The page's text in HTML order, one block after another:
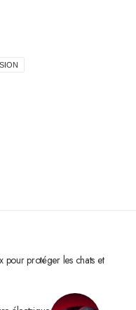
pour protéger les chats et